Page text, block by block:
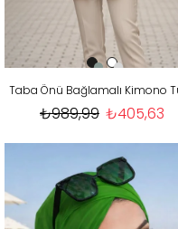
₺405,63
₺989,99